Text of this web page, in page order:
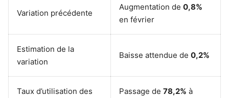
Variation précédente
Augmentation de 0,8%
en février
Estimation de la
variation
Baisse attendue de 0,2%
Taux d’utilisation des
Passage de 78,2% à